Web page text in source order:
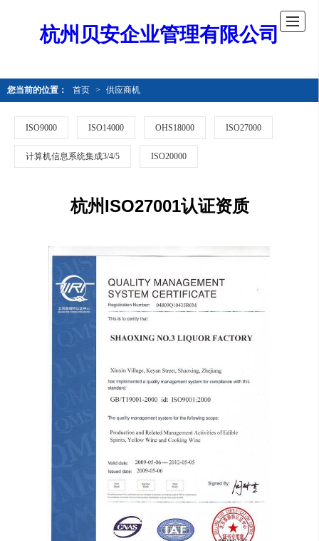
杭州贝安企业管理有限公司
您当前的位置： 首页 > 供应商机
ISO9000 ISO14000 OHS18000 ISO27000
计算机信息系统集成3/4/5 ISO20000
杭州ISO27001认证资质